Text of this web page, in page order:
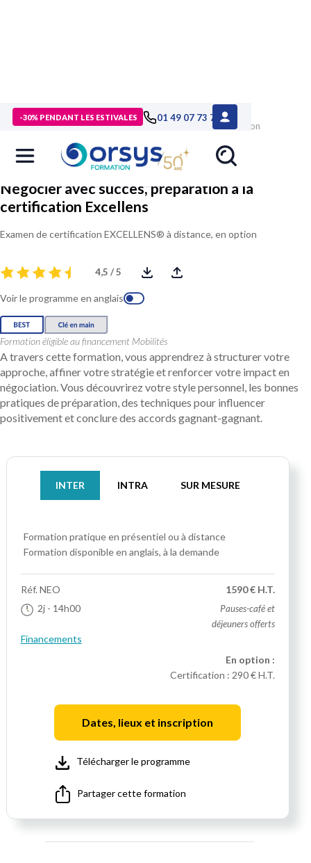
-30% PENDANT LES ESTIVALES 01 49 07 73 73
> Formations>Management - Développement personnel
Formation Négocier avec succès, préparation à la certification
Négocier avec succès, préparation à la
certification Excellens
Examen de certification EXCELLENS® à distance, en option
4,5 / 5
Voir le programme en anglais
Formation éligible au financement Mobilités
A travers cette formation, vous apprendrez à structurer votre
approche, affiner votre stratégie et renforcer votre impact en
négociation. Vous découvrirez votre style personnel, les bonnes
pratiques de préparation, des techniques pour influencer
positivement et conclure des accords gagnant-gagnant.
INTER INTRA SUR MESURE
Formation pratique en présentiel ou à distance
Formation disponible en anglais, à la demande
Réf.NEO
2j - 14h00
1590 € H.T.
Pauses-café et
déjeuners offerts
Financements
En option :
Certification :290 € H.T.
Dates, lieux et inscription
Télécharger le programme
Partager cette formation